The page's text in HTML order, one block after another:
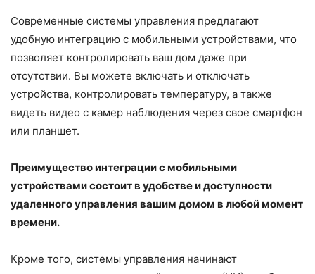
Современные системы управления предлагают
удобную интеграцию с мобильными устройствами, что
позволяет контролировать ваш дом даже при
отсутствии. Вы можете включать и отключать
устройства, контролировать температуру, а также
видеть видео с камер наблюдения через свое смартфон
или планшет.
Преимущество интеграции с мобильными
устройствами состоит в удобстве и доступности
удаленного управления вашим домом в любой момент
времени.
Кроме того, системы управления начинают